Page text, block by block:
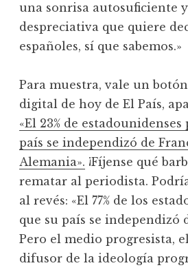
una sonrisa autosuficiente
despreciativa que quiere
españoles, sí que sabemos.»
Para muestra, vale un
digital de hoy de El País,
«El 23% de estadounidenses
país se independizó de
Alemania». ¡Fíjense qué
rematar al periodista.
al revés: «El 77% de los
que su país se independizó
Pero el medio progresista,
difusor de la ideología